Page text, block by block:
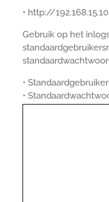
• http://
Gebruik op het
•
•